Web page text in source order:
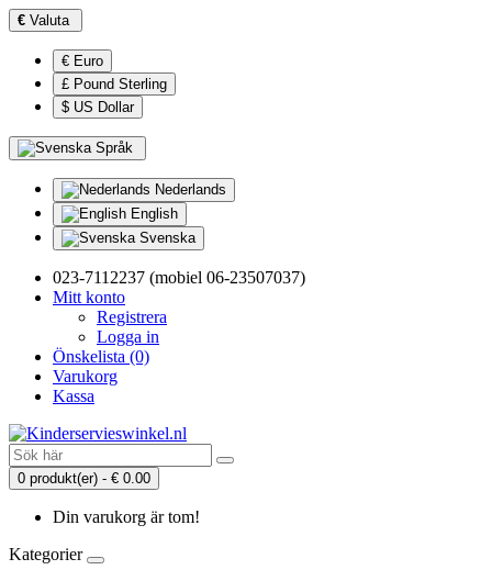
€ Valuta
€ Euro
£ Pound Sterling
$ US Dollar
Språk
Nederlands
English
Svenska
023-7112237 (mobiel 06-23507037)
Mitt konto
Registrera
Logga in
Önskelista (0)
Varukorg
Kassa
0 produkt(er) - € 0.00
Din varukorg är tom!
Kategorier